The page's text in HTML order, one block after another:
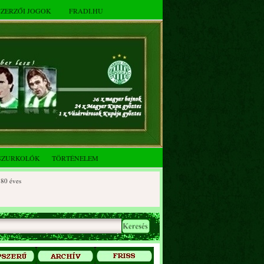
JOGOK FRADI.HU
TÖRTÉNELEM